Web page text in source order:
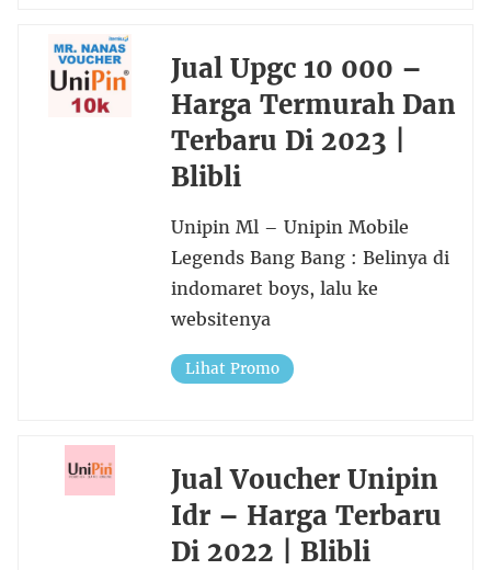
Jual Upgc 10 000 –
Harga Termurah Dan
Terbaru Di 2023 |
Blibli
Unipin Ml – Unipin Mobile
Legends Bang Bang : Belinya di
indomaret boys, lalu ke
websitenya
Lihat Promo
Jual Voucher Unipin
Idr – Harga Terbaru
Di 2022 | Blibli